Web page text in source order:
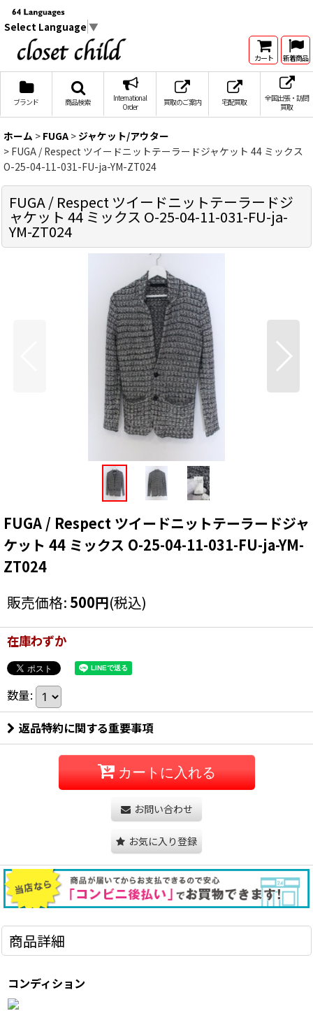
Select Language ▼
カート 新着商品
ブランド 商品検索
International
Order
買取のご案内 宅配買取
全国出張・訪問
買取
ホーム > FUGA > ジャケット/アウター
> FUGA / Respect ツイードニットテーラードジャケット 44 ミックス
O-25-04-11-031-FU-ja-YM-ZT024
FUGA / Respect ツイードニットテーラードジ
ャケット 44 ミックス O-25-04-11-031-FU-ja-
YM-ZT024
FUGA / Respect ツイードニットテーラードジャ
ケット 44 ミックス O-25-04-11-031-FU-ja-YM-
ZT024
販売価格:500円(税込)
在庫わずか
数量:
返品特約に関する重要事項
カートに入れる
お問い合わせ
お気に入り登録
商品詳細
コンディション